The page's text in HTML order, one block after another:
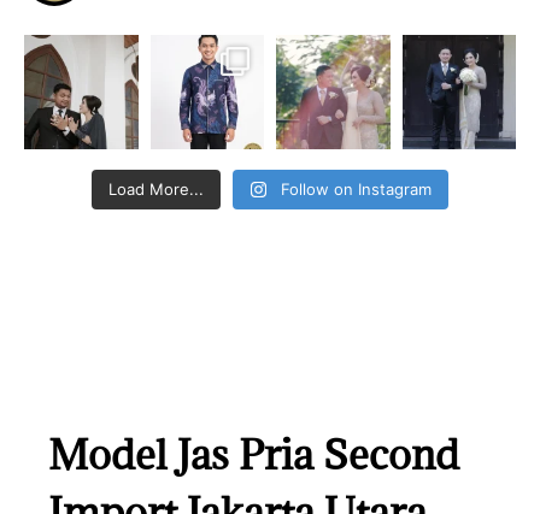
Load More... Follow on Instagram
Model Jas Pria Second